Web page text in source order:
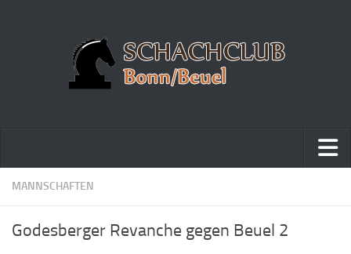
Home
Vereinsmeisterschaft
MANNSCHAFTEN
Godesberger Revanche gegen Beuel 2